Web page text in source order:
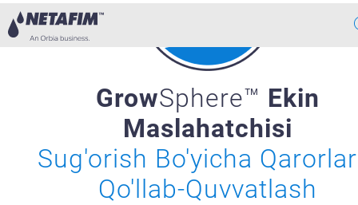
Yechimlarimiz
Malumotlari
GrowSphere™ Ekin
Maslahatchisi
Sug'orish Bo'yicha
Qo'llab-Quvvatlash